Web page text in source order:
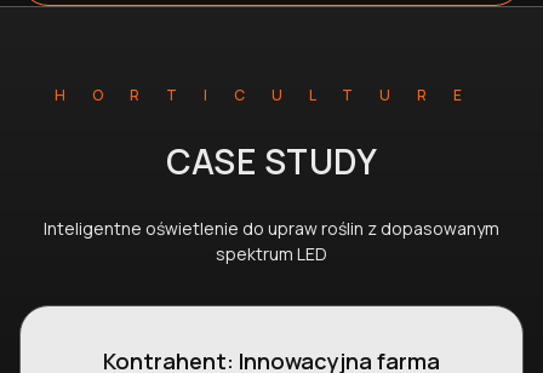
HORTICULTURE
CASE STUDY
Inteligentne oświetlenie do upraw roślin z dopasowanym
spektrum LED
Kontrahent: Innowacyjna farma